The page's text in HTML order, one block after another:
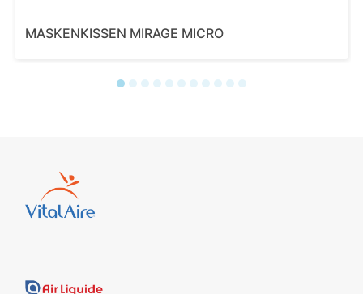
MASKENKISSEN MIRAGE MICRO